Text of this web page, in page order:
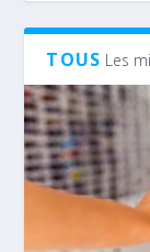
TOUS Les